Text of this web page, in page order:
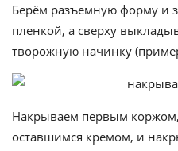
Берём разъемную форму и
пленкой, а сверху
творожную начинку
Накрываем первым
оставшимся кремом, и